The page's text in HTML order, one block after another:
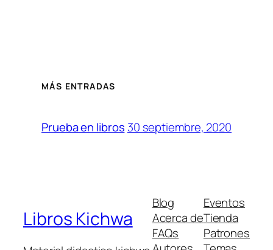
MÁS ENTRADAS
Prueba en libros 30 septiembre, 2020
Libros Kichwa
Blog
Acerca de
FAQs
Eventos
Tienda
Patrones